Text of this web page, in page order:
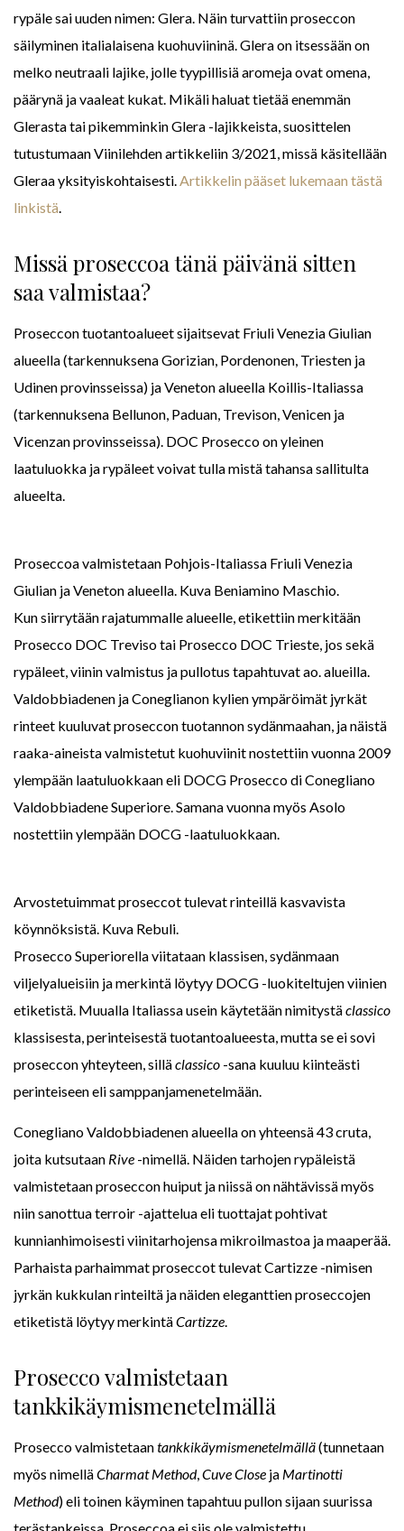
rypäle sai uuden nimen: Glera. Näin turvattiin proseccon
säilyminen italialaisena kuohuviininä. Glera on itsessään on
melko neutraali lajike, jolle tyypillisiä aromeja ovat omena,
päärynä ja vaaleat kukat. Mikäli haluat tietää enemmän
Glerasta tai pikemminkin Glera -lajikkeista, suosittelen
tutustumaan Viinilehden artikkeliin 3/2021, missä käsitellään
Gleraa yksityiskohtaisesti.Artikkelin pääset lukemaan tästä
linkistä.
Missä proseccoa tänä päivänä sitten
saa valmistaa?
Proseccon tuotantoalueet sijaitsevat Friuli Venezia Giulian
alueella (tarkennuksena Gorizian, Pordenonen, Triesten ja
Udinen provinsseissa) ja Veneton alueella Koillis-Italiassa
(tarkennuksena Bellunon, Paduan, Trevison, Venicen ja
Vicenzan provinsseissa). DOC Prosecco on yleinen
laatuluokka ja rypäleet voivat tulla mistä tahansa sallitulta
alueelta.
Proseccoa valmistetaan Pohjois-Italiassa Friuli Venezia
Giulian ja Veneton alueella. Kuva Beniamino Maschio.
Kun siirrytään rajatummalle alueelle, etikettiin merkitään
Prosecco DOC Treviso tai Prosecco DOC Trieste, jos sekä
rypäleet, viinin valmistus ja pullotus tapahtuvat ao. alueilla.
Valdobbiadenen ja Coneglianon kylien ympäröimät jyrkät
rinteet kuuluvat proseccon tuotannon sydänmaahan, ja näistä
raaka-aineista valmistetut kuohuviinit nostettiin vuonna 2009
ylempään laatuluokkaan eli DOCG Prosecco di Conegliano
Valdobbiadene Superiore. Samana vuonna myös Asolo
nostettiin ylempään DOCG -laatuluokkaan.
Arvostetuimmat proseccot tulevat rinteillä kasvavista
köynnöksistä. Kuva Rebuli.
Prosecco Superiorella viitataan klassisen, sydänmaan
viljelyalueisiin ja merkintä löytyy DOCG -luokiteltujen viinien
etiketistä. Muualla Italiassa usein käytetään nimitystäclassico
klassisesta, perinteisestä tuotantoalueesta, mutta se ei sovi
proseccon yhteyteen, silläclassico -sana kuuluu kiinteästi
perinteiseen eli samppanjamenetelmään.
Conegliano Valdobbiadenen alueella on yhteensä 43 cruta,
joita kutsutaan Rive -nimellä. Näiden tarhojen rypäleistä
valmistetaan proseccon huiput ja niissä on nähtävissä myös
niin sanottua terroir -ajattelua eli tuottajat pohtivat
kunnianhimoisesti viinitarhojensa mikroilmastoa ja maaperää.
Parhaista parhaimmat proseccot tulevat Cartizze -nimisen
jyrkän kukkulan rinteiltä ja näiden eleganttien proseccojen
etiketistä löytyy merkintäCartizze.
Prosecco valmistetaan
tankkikäymismenetelmällä
Prosecco valmistetaantankkikäymismenetelmällä(tunnetaan
myös nimelläCharmat Method,Cuve Close ja Martinotti
Method) eli toinen käyminen tapahtuu pullon sijaan suurissa